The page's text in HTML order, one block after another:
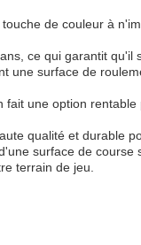
de couleur à
ce qui garantit
une surface de
une option
qualité et durable
surface de course
terrain de jeu.